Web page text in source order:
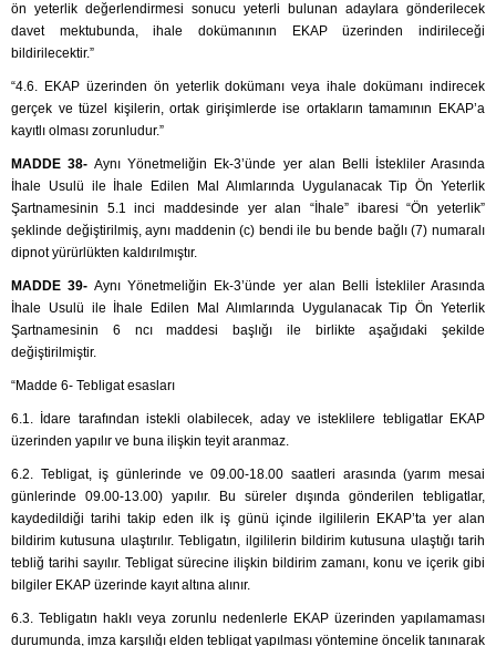
ön yeterlik değerlendirmesi sonucu yeterli bulunan adaylara gönderilecek
davet mektubunda, ihale dokümanının EKAP üzerinden indirileceği
bildirilecektir.”
“4.6. EKAP üzerinden ön yeterlik dokümanı veya ihale dokümanı indirecek
gerçek ve tüzel kişilerin, ortak girişimlerde ise ortakların tamamının EKAP’a
kayıtlı olması zorunludur.”
MADDE 38-Aynı Yönetmeliğin Ek-3’ünde yer alan Belli İstekliler Arasında
İhale Usulü ile İhale Edilen Mal Alımlarında Uygulanacak Tip Ön Yeterlik
Şartnamesinin 5.1 inci maddesinde yer alan “İhale” ibaresi “Ön yeterlik”
şeklinde değiştirilmiş, aynı maddenin (c) bendi ile bu bende bağlı (7) numaralı
dipnot yürürlükten kaldırılmıştır.
MADDE 39-Aynı Yönetmeliğin Ek-3’ünde yer alan Belli İstekliler Arasında
İhale Usulü ile İhale Edilen Mal Alımlarında Uygulanacak Tip Ön Yeterlik
Şartnamesinin 6 ncı maddesi başlığı ile birlikte aşağıdaki şekilde
değiştirilmiştir.
“Madde 6- Tebligat esasları
6.1. İdare tarafından istekli olabilecek, aday ve isteklilere tebligatlar EKAP
üzerinden yapılır ve buna ilişkin teyit aranmaz.
6.2. Tebligat, iş günlerinde ve 09.00-18.00 saatleri arasında (yarım mesai
günlerinde 09.00-13.00) yapılır. Bu süreler dışında gönderilen tebligatlar,
kaydedildiği tarihi takip eden ilk iş günü içinde ilgililerin EKAP’ta yer alan
bildirim kutusuna ulaştırılır. Tebligatın, ilgililerin bildirim kutusuna ulaştığı tarih
tebliğ tarihi sayılır. Tebligat sürecine ilişkin bildirim zamanı, konu ve içerik gibi
bilgiler EKAP üzerinde kayıt altına alınır.
6.3. Tebligatın haklı veya zorunlu nedenlerle EKAP üzerinden yapılamaması
durumunda, imza karşılığı elden tebligat yapılması yöntemine öncelik tanınarak